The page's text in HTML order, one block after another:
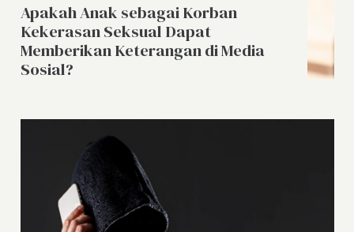
Apakah Anak sebagai Korban
Kekerasan Seksual Dapat
Memberikan Keterangan di Media
Sosial?